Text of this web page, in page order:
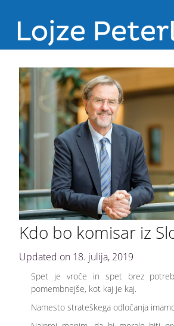
Kdo bo komisar iz
Updated on 18. julija, 2019
Spet je vroče in spet brez
pomembnejše, kot kaj je kaj.
Namesto strateškega odločanja